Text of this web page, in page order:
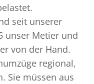
seit unserer
unser Metier und
von der Hand.
regional,
Sie müssen aus